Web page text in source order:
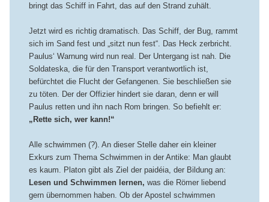
bringt das Schiff in Fahrt, das auf den Strand zuhält.
Jetzt wird es richtig dramatisch. Das Schiff, der Bug, rammt
sich im Sand fest und „sitzt nun fest“. Das Heck zerbricht.
Paulus‘ Warnung wird nun real. Der Untergang ist nah. Die
Soldateska, die für den Transport verantwortlich ist,
befürchtet die Flucht der Gefangenen. Sie beschließen sie
zu töten. Der der Offizier hindert sie daran, denn er will
Paulus retten und ihn nach Rom bringen. So befiehlt er:
„Rette sich, wer kann!“
Alle schwimmen (?). An dieser Stelle daher ein kleiner
Exkurs zum Thema Schwimmen in der Antike: Man glaubt
es kaum. Platon gibt als Ziel der paidéia, der Bildung an:
Lesen und Schwimmen lernen, was die Römer liebend
gern übernommen haben. Ob der Apostel schwimmen